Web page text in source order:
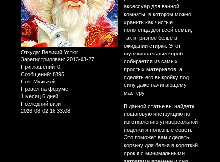
Откуда: Великий Устюг
Зарегистрирован: 2013-03-27
Приглашений: 0
Сообщений: 8895
Пол: Мужской
Провел на форуме:
1 месяц 6 дней
Последний визит:
2026-08-02 16:33:08
аксессуар для ванной
комнаты, в котором можно
хранить как чистые
полотенца для всей семьи,
так и грязное белье в
ожидании стирки. Этот
функциональный короб
собирается из самых
простых материалов, а
сделать его выкройку под
силу даже начинающему
мастеру.
В данной статье вы найдете
пошаговую инструкцию по
изготовлению универсальной
поделки и полезные советы.
Это поможет вам сделать
корзину для белья в короткий
срок и с минимальными